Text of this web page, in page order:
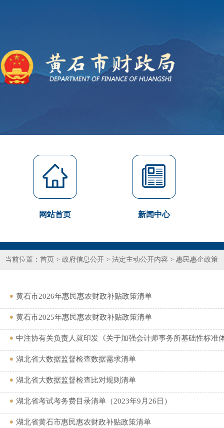
网站首页 新闻中心
当前位置： 首页 > 政府信息公开 > 法定主动公开内容 > 惠民惠企政策
黄石市2026年惠民惠农财政补贴政策清单
黄石市2025年惠民惠农财政补贴政策清单
中注协有关负责人就印发《关于加强会计师事务所基础性标准
湖北省大数据监督检查数据需求清单
湖北省大数据监督检查比对规则清单
湖北省考试考务费目录清单（2023年9月26日）
湖北省黄石市惠民惠农财政补贴政策清单